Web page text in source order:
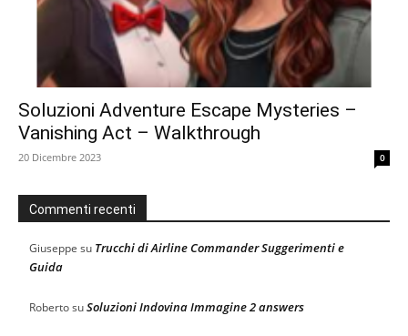
Soluzioni Adventure Escape Mysteries –
Vanishing Act – Walkthrough
20 Dicembre 2023 0
Commenti recenti
Giuseppe su Trucchi di Airline Commander Suggerimenti e
Guida
RobertosuSoluzioni Indovina Immagine 2 answers